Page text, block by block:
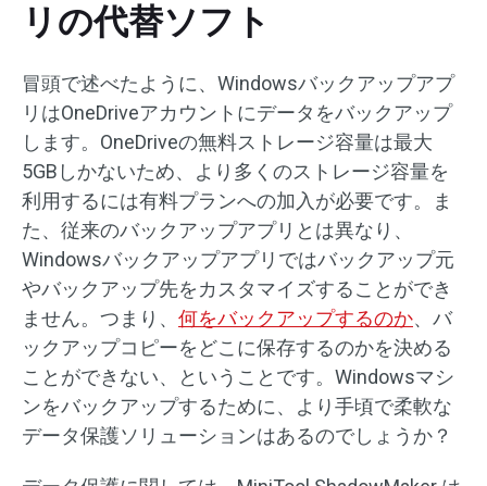
リの代替ソフト
冒頭で述べたように、Windowsバックアップアプ
リはOneDriveアカウントにデータをバックアップ
します。OneDriveの無料ストレージ容量は最大
5GBしかないため、より多くのストレージ容量を
利用するには有料プランへの加入が必要です。ま
た、従来のバックアップアプリとは異なり、
Windowsバックアップアプリではバックアップ元
やバックアップ先をカスタマイズすることができ
ません。つまり、 何をバックアップするのか、バ
ックアップコピーをどこに保存するのかを決める
ことができない、ということです。Windowsマシ
ンをバックアップするために、より手頃で柔軟な
データ保護ソリューションはあるのでしょうか？